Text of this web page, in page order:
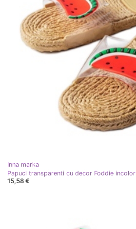
Inna marka
Papuci transparenti cu decor Foddie incolor
15,58 €